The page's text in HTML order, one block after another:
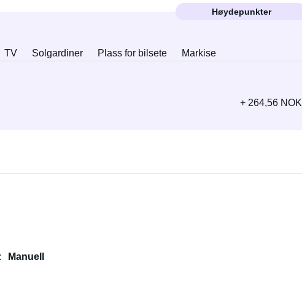
Høydepunkter
TV Solgardiner Plass for bilsete
Markise
+ 264,56 NOK
Manuell